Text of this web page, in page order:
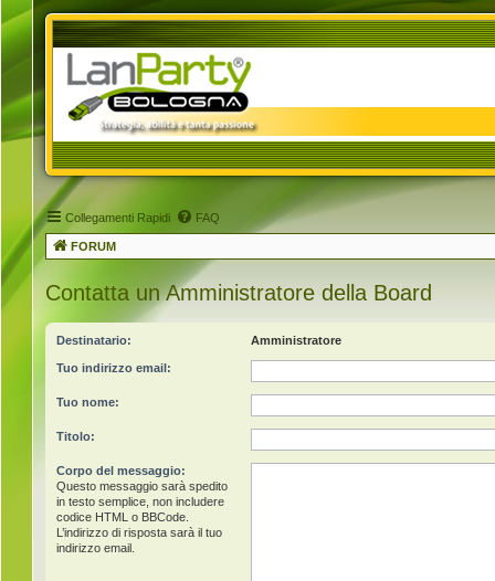
Collegamenti Rapidi FAQ
FORUM
Contatta un Amministratore della Board
Destinatario: Amministratore
Tuo indirizzo email:
Tuo nome:
Titolo:
Corpo del messaggio:
Questo messaggio sarà spedito
in testo semplice, non includere
codice HTML o BBCode.
L’indirizzo di risposta sarà il tuo
indirizzo email.